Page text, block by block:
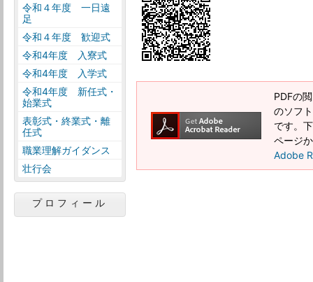
PDFの
のソフ
です。
ページ
Adobe
令和４年度 一日遠
足
令和４年度 歓迎式
令和4年度 入寮式
令和4年度 入学式
令和4年度 新任式・
始業式
表彰式・終業式・離
任式
職業理解ガイダンス
壮行会
プロフィール